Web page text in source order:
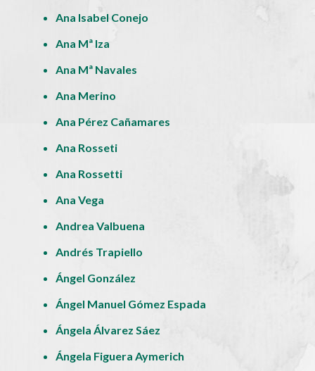
Ana Isabel Conejo
Ana Mª Iza
Ana Mª Navales
Ana Merino
Ana Pérez Cañamares
Ana Rosseti
Ana Rossetti
Ana Vega
Andrea Valbuena
Andrés Trapiello
Ángel González
Ángel Manuel Gómez Espada
Ángela Álvarez Sáez
Ángela Figuera Aymerich